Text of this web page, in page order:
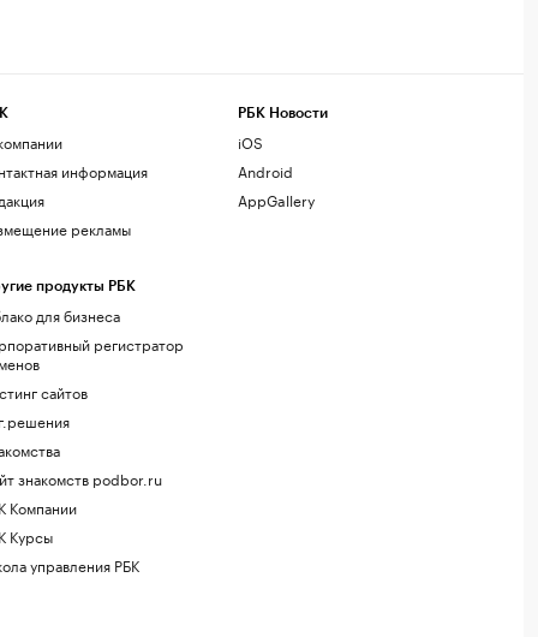
информация
рекламы
продукты РБК
для бизнеса
регистратор
сайтов
знакомств podbor.ru
Компании
Курсы
управления РБК
РБК Новости
iOS
Android
AppGallery